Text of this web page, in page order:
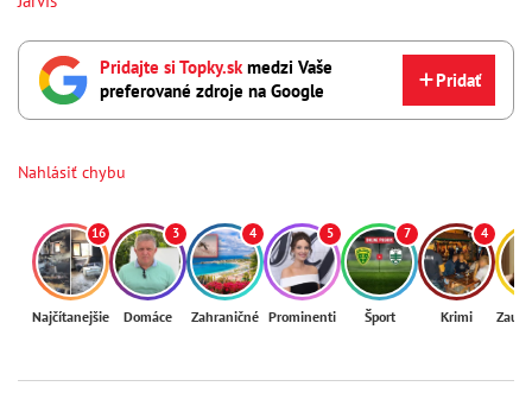
Pridajte si Topky.skmedzi Vaše
preferované zdroje na Google
Pridať
Nahlásiť chybu
16
Najčítanejšie
3
Domáce
4
Zahraničné
5
Prominenti
7
Šport
4
Krimi